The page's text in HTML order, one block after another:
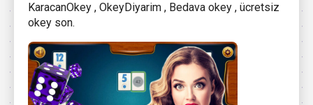
KaracanOkey , OkeyDiyarim , Bedava okey , ücretsiz
okey son.